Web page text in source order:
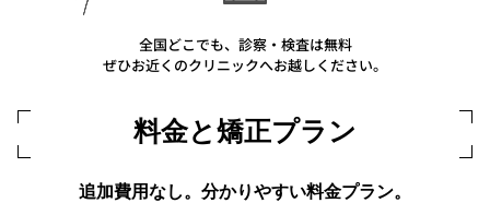
全国どこでも、診察・検査は無料
ぜひお近くのクリニックへお越しください。
料金と矯正プラン
追加費用なし。分かりやすい料金プラン。